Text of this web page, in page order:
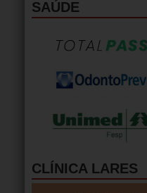
SAÚDE
CLÍNICA LARES